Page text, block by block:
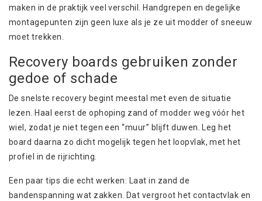
maken in de praktijk veel verschil. Handgrepen en degelijke
montagepunten zijn geen luxe als je ze uit modder of sneeuw
moet trekken.
Recovery boards gebruiken zonder
gedoe of schade
De snelsterecovery begint meestal met even de situatie
lezen. Haal eerst de ophoping zand of modder weg vóór het
wiel, zodat je niet tegen een “muur” blijft duwen. Leg het
board daarna zo dicht mogelijk tegen het loopvlak, met het
profiel in de rijrichting.
Een paar tips die echt werken: Laat in zand de
bandenspanning wat zakken. Dat vergroot het contactvlak en